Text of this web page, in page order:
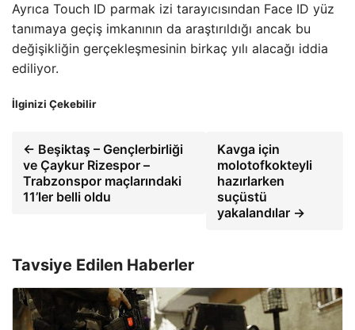
Ayrıca Touch ID parmak izi tarayıcısından Face ID yüz
tanımaya geçiş imkanının da araştırıldığı ancak bu
değişikliğin gerçekleşmesinin birkaç yılı alacağı iddia
ediliyor.
İlginizi Çekebilir
← Beşiktaş – Gençlerbirliği
ve Çaykur Rizespor –
Trabzonspor maçlarındaki
11’ler belli oldu
Kavga için
molotofkokteyli
hazırlarken
suçüstü
yakalandılar →
Tavsiye Edilen Haberler